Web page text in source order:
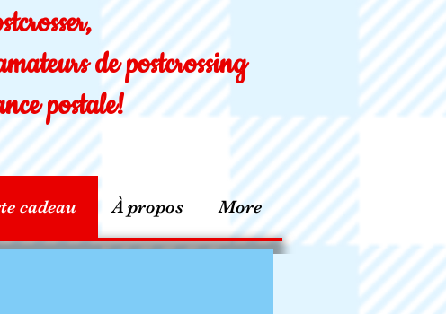
de postcrossing
postale!
cadeau À propos More